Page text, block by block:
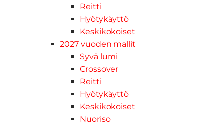
Reitti
Hyötykäyttö
Keskikokoiset
2027 vuoden mallit
Syvä lumi
Crossover
Reitti
Hyötykäyttö
Keskikokoiset
Nuoriso